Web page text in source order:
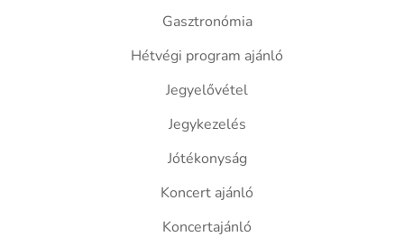
Gasztronómia
Hétvégi program ajánló
Jegyelővétel
Jegykezelés
Jótékonyság
Koncert ajánló
Koncertajánló